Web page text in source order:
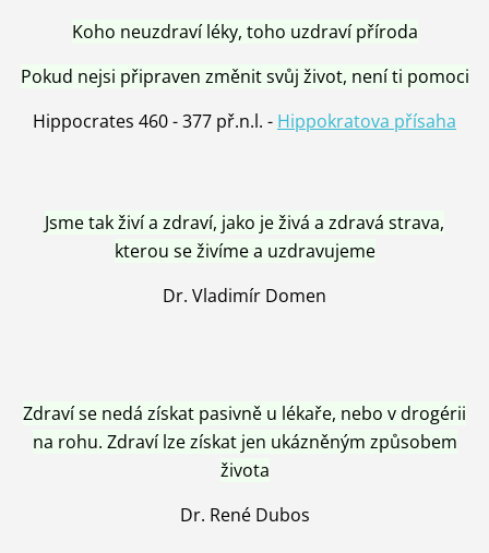
Koho neuzdraví léky, toho uzdraví příroda
Pokud nejsi připraven změnit svůj život, není ti pomoci
Hippocrates 460 - 377 př.n.l. - Hippokratova přísaha
Jsme tak živí a zdraví, jako je živá a zdravá strava,
kterou se živíme a uzdravujeme
Dr. Vladimír Domen
Zdraví se nedá získat pasivně u lékaře, nebo v drogérii
na rohu. Zdraví lze získat jen ukázněným způsobem
života
Dr. René Dubos